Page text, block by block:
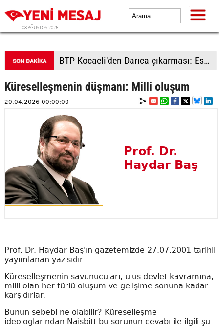
08 AĞUSTOS 2026
BTP Kocaeli'den Darıca çıkarması: Esnaf ve derneklerden yoğun ilgi
Küreselleşmenin düşmanı: Milli oluşum
20.04.2026 00:00:00
Prof. Dr.
Haydar Baş
Prof. Dr. Haydar Baş'ın gazetemizde 27.07.2001 tarihli
yayımlanan yazısıdır
Küreselleşmenin savunucuları, ulus devlet kavramına,
milli olan her türlü oluşum ve gelişime sonuna kadar
karşıdırlar.
Bunun sebebi ne olabilir? Küreselleşme
ideologlarından Naisbitt bu sorunun cevabı ile ilgili şu